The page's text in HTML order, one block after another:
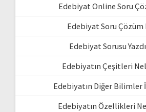
Edebiyat Online Soru
Edebiyat Soru Çözüm
Edebiyat Sorusu
Edebiyatın Çeşitleri
Edebiyatın Diğer Bilimler
Edebiyatın Özellikleri